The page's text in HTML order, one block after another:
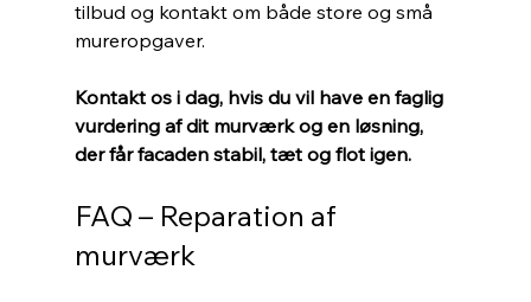
tilbud og kontakt om både store og små
mureropgaver.
Kontakt os i dag, hvis du vil have en faglig
vurdering af dit murværk og en løsning,
der får facaden stabil, tæt og flot igen.
FAQ – Reparation af
murværk